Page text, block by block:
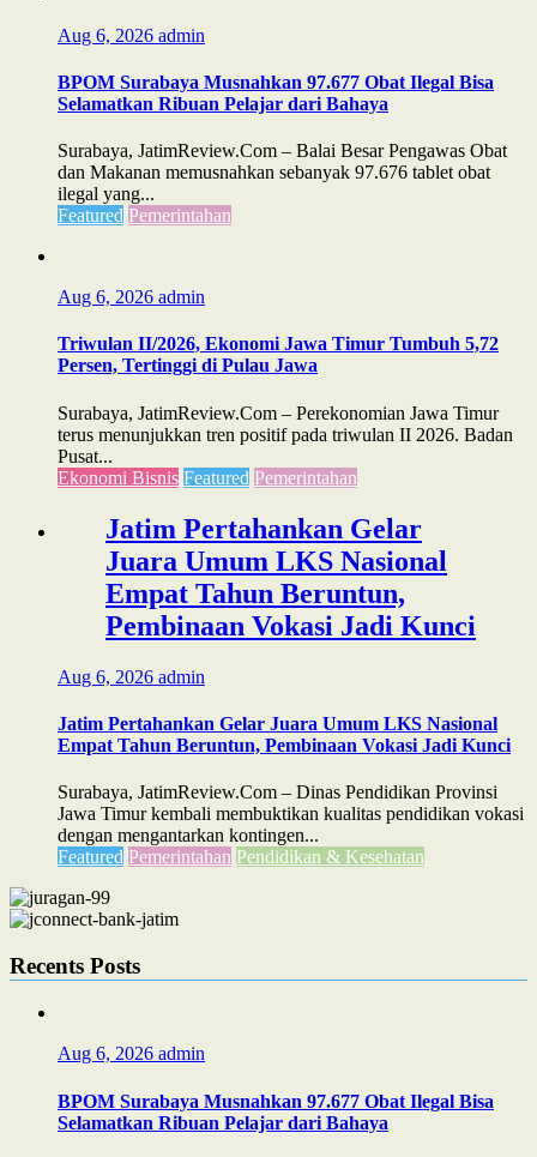
Aug 6, 2026 admin
BPOM Surabaya Musnahkan 97.677 Obat Ilegal Bisa
Selamatkan Ribuan Pelajar dari Bahaya
Surabaya, JatimReview.Com – Balai Besar Pengawas Obat
dan Makanan memusnahkan sebanyak 97.676 tablet obat
ilegal yang...
Featured Pemerintahan
Aug 6, 2026 admin
Triwulan II/2026, Ekonomi Jawa Timur Tumbuh 5,72
Persen, Tertinggi di Pulau Jawa
Surabaya, JatimReview.Com – Perekonomian Jawa Timur
terus menunjukkan tren positif pada triwulan II 2026. Badan
Pusat...
Ekonomi Bisnis Featured Pemerintahan
Jatim Pertahankan Gelar
Juara Umum LKS Nasional
Empat Tahun Beruntun,
Pembinaan Vokasi Jadi Kunci
Aug 6, 2026 admin
Jatim Pertahankan Gelar Juara Umum LKS Nasional
Empat Tahun Beruntun, Pembinaan Vokasi Jadi Kunci
Surabaya, JatimReview.Com – Dinas Pendidikan Provinsi
Jawa Timur kembali membuktikan kualitas pendidikan vokasi
dengan mengantarkan kontingen...
Featured Pemerintahan Pendidikan & Kesehatan
Recents Posts
Aug 6, 2026 admin
BPOM Surabaya Musnahkan 97.677 Obat Ilegal Bisa
Selamatkan Ribuan Pelajar dari Bahaya